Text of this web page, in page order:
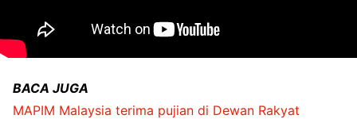
BACA JUGA
MAPIM Malaysia terima pujian di Dewan Rakyat